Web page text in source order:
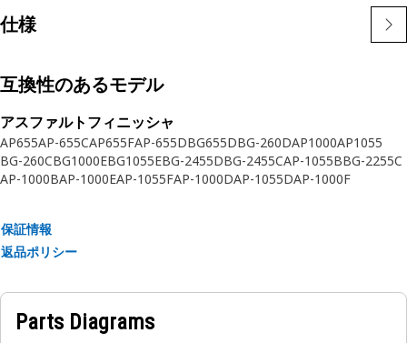
仕様
互換性のあるモデル
アスファルトフィニッシャ
AP655AP-655CAP655FAP-655DBG655DBG-260DAP1000AP1055
BG-260CBG1000EBG1055EBG-2455DBG-2455CAP-1055BBG-2255C
AP-1000BAP-1000EAP-1055FAP-1000DAP-1055DAP-1000F
保証情報
返品ポリシー
Parts Diagrams